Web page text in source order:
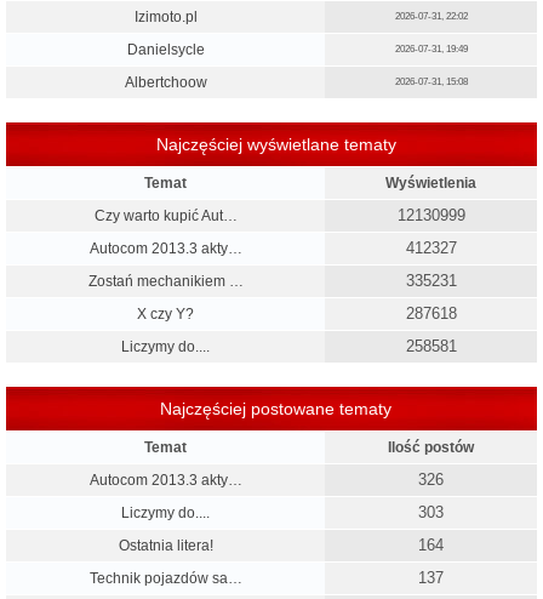
Izimoto.pl 2026-07-31, 22:02
Danielsycle 2026-07-31, 19:49
Albertchoow 2026-07-31, 15:08
Najczęściej wyświetlane tematy
Temat
Wyświetlenia
Czy warto kupić Aut…
12130999
Autocom 2013.3 akty… 412327
Zostań mechanikiem … 335231
X czy Y? 287618
Liczymy do.... 258581
Najczęściej postowane tematy
Temat
Ilość postów
Autocom 2013.3 akty…
326
Liczymy do.... 303
Ostatnia litera! 164
Technik pojazdów sa… 137